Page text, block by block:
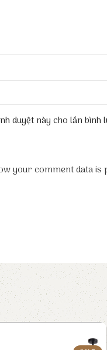
duyệt này cho lần bình
your comment data is